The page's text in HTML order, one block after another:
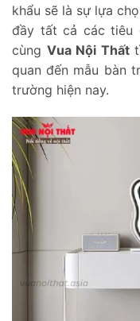
khẩu sẽ là sự lựa
đầy tất cả các tiêu
cùng Vua Nội Thất
quan đến mẫu bàn
trường hiện nay.